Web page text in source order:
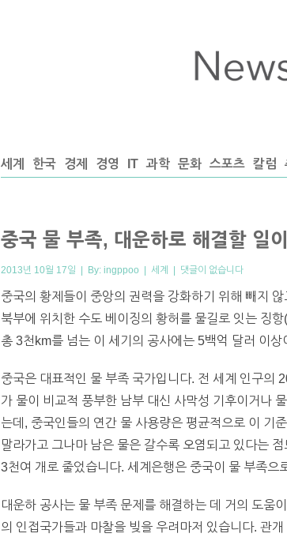
세계 한국 경제 경영 IT 과학 문화 스포츠 칼럼
중국 물 부족, 대운하로 해결할 일
2013년 10월 17일 | By: ingppoo | 세계 | 댓글이 없습니다
중국의 황제들이 중앙의 권력을 강화하기 위해 빼지
북부에 위치한 수도 베이징의 황허를 물길로 잇는 징
총 3천km를 넘는 이 세기의 공사에는 5백억 달러 이상
중국은 대표적인 물 부족 국가입니다. 전 세계 인구의
가 물이 비교적 풍부한 남부 대신 사막성 기후이거나
는데, 중국인들의 연간 물 사용량은 평균적으로 이 기
말라가고 그나마 남은 물은 갈수록 오염되고 있다는
3천여 개로 줄었습니다. 세계은행은 중국이 물 부족
대운하 공사는 물 부족 문제를 해결하는 데 거의 도움
의 인접국가들과 마찰을 빚을 우려마저 있습니다. 관